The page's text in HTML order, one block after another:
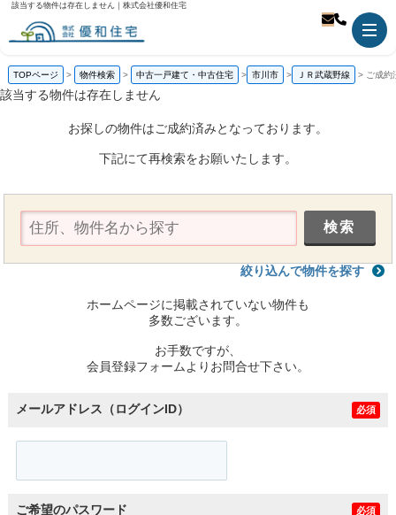
該当する物件は存在しません｜株式会社優和住宅
TOPページ 物件検索 中古一戸建て・中古住宅 市川市 ＪＲ武蔵野線 ご成約
該当する物件は存在しません
お探しの物件はご成約済みとなっております。
下記にて再検索をお願いたします。
絞り込んで物件を探す
ホームページに掲載されていない物件も
多数ございます。
お手数ですが、
会員登録フォームよりお問合せ下さい。
メールアドレス（ログインID） 必須
ご希望のパスワード 必須